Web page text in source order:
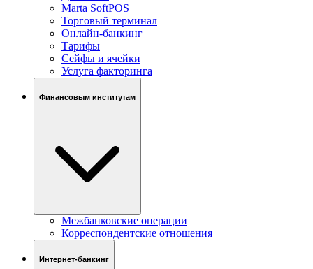
Marta SoftPOS
Торговый терминал
Онлайн-банкинг
Тарифы
Сейфы и ячейки
Услуга факторинга
Финансовым институтам
Межбанковские операции
Корреспондентские отношения
Интернет-банкинг